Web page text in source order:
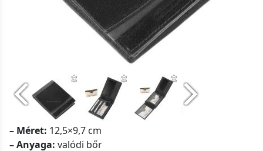
– Méret: 12,5×9,7 cm
– Anyaga: valódi bőr